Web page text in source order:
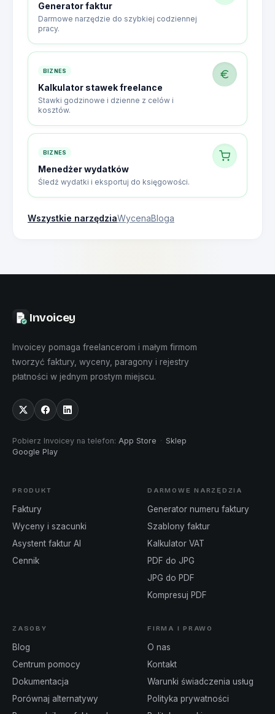
Generator faktur
Darmowe narzędzie do szybkiej codziennej
pracy.
BIZNES
Kalkulator stawek freelance
Stawki godzinowe i dzienne z celów i
kosztów.
BIZNES
Menedżer wydatków
Śledź wydatki i eksportuj do księgowości.
Wszystkie narzędziaWycenaBloga
Invoicey
Invoicey pomaga freelancerom i małym firmom
tworzyć faktury, wyceny, paragony i rejestry
płatności w jednym prostym miejscu.
Pobierz Invoicey na telefon: App Store · Sklep
Google Play
PRODUKT
Faktury
Wyceny i szacunki
Asystent faktur AI
Cennik
DARMOWE NARZĘDZIA
Generator numeru faktury
Szablony faktur
Kalkulator VAT
PDF do JPG
JPG do PDF
Kompresuj PDF
ZASOBY
Blog
Centrum pomocy
Dokumentacja
Porównaj alternatywy
FIRMA I PRAWO
O nas
Kontakt
Warunki świadczenia usług
Polityka prywatności